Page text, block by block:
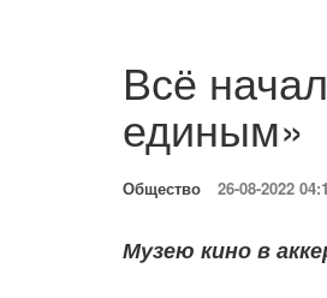
Всё
единым»
Общество 26-08-2022
Музею кино в